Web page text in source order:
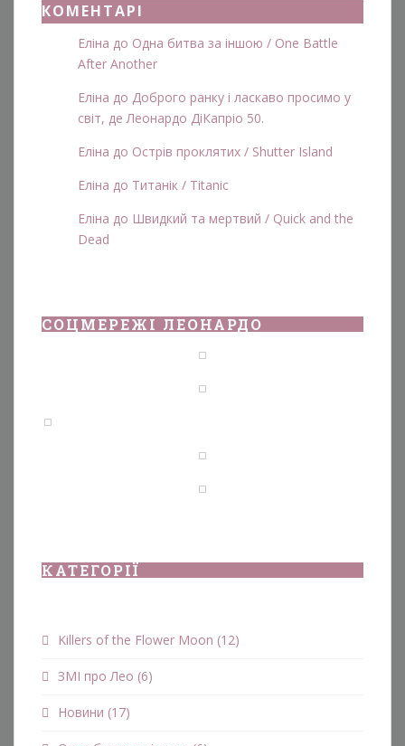
КОМЕНТАРІ
Еліна до Одна битва за іншою / One Battle
After Another
Еліна до Доброго ранку і ласкаво просимо у
світ, де Леонардо ДіКапріо 50.
Еліна до Острів проклятих / Shutter Island
Еліна до Титанік / Titanic
Еліна до Швидкий та мертвий / Quick and the
Dead
СОЦМЕРЕЖІ ЛЕОНАРДО
КАТЕГОРІЇ
Killers of the Flower Moon (12)
ЗМІ про Лео (6)
Новини (17)